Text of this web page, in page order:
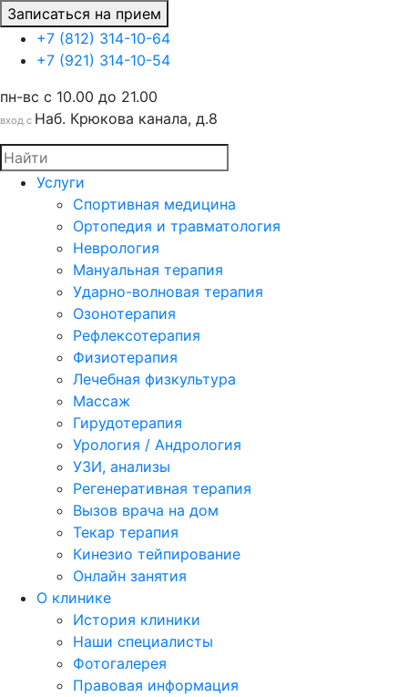
Записаться на прием
+7 (812) 314-10-64
+7 (921) 314-10-54
пн-вс c 10.00 до 21.00
вход с Наб. Крюкова канала, д.8
Услуги
Спортивная медицина
Ортопедия и травматология
Неврология
Мануальная терапия
Ударно-волновая терапия
Озонотерапия
Рефлексотерапия
Физиотерапия
Лечебная физкультура
Массаж
Гирудотерапия
Урология / Андрология
УЗИ, анализы
Регенеративная терапия
Вызов врача на дом
Текар терапия
Кинезио тейпирование
Онлайн занятия
О клинике
История клиники
Наши специалисты
Фотогалерея
Правовая информация